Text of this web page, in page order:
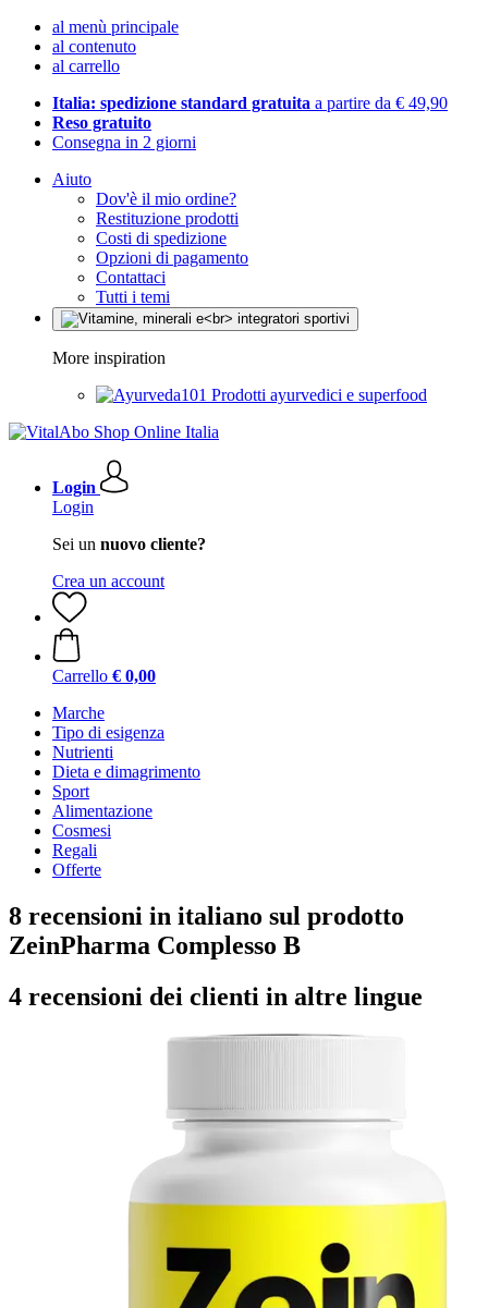
al menù principale
al contenuto
al carrello
Italia: spedizione standard gratuita a partire da € 49,90
Reso gratuito
Consegna in 2 giorni
Aiuto
Dov'è il mio ordine?
Restituzione prodotti
Costi di spedizione
Opzioni di pagamento
Contattaci
Tutti i temi
More inspiration
Prodotti ayurvedici e superfood
Login
Login
Sei un nuovo cliente?
Crea un account
Carrello € 0,00
Marche
Tipo di esigenza
Nutrienti
Dieta e dimagrimento
Sport
Alimentazione
Cosmesi
Regali
Offerte
8 recensioni in italiano sul prodotto
ZeinPharma Complesso B
4 recensioni dei clienti in altre lingue